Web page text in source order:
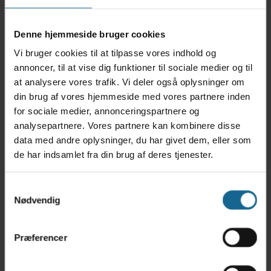
Denne hjemmeside bruger cookies
Vi bruger cookies til at tilpasse vores indhold og
annoncer, til at vise dig funktioner til sociale medier og til
at analysere vores trafik. Vi deler også oplysninger om
din brug af vores hjemmeside med vores partnere inden
for sociale medier, annonceringspartnere og
analysepartnere. Vores partnere kan kombinere disse
data med andre oplysninger, du har givet dem, eller som
de har indsamlet fra din brug af deres tjenester.
Nødvendig
Præferencer
TILFØJ TIL KALENDER
iCalendar